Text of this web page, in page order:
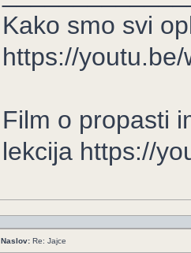
Kako smo svi
https://
Film o propasti
lekcija https://
Naslov: Re: Jajce